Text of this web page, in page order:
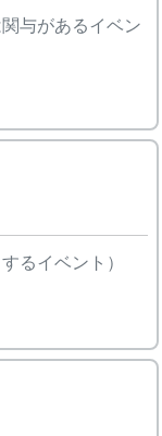
て地元の人
年を過ごす
て、兵庫県
んぼでライ
の楽曲で
リ
れたての
四郎バン
2000
1999 2001
与があるイベン
るイベント）